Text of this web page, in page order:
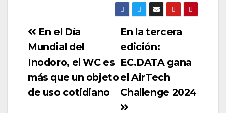
En la tercera
edición:
EC.DATA gana
el AirTech
Challenge 2024
En el Día
Mundial del
Inodoro, el WC es
más que un objeto
de uso cotidiano